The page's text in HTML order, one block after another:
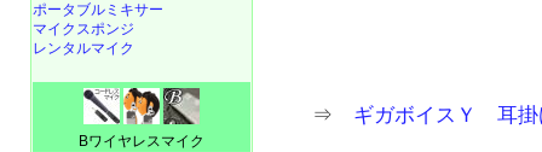
⇒ ギガボイスＹ 耳
ポータブルミキサー
マイクスポンジ
レンタルマイク
Bワイヤレスマイク